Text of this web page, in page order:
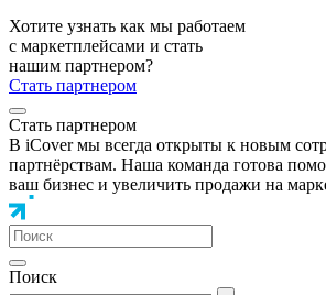
Хотите узнать как мы работаем
с маркетплейсами и стать
нашим партнером?
Стать партнером
Стать партнером
В iCover мы всегда открыты к новым
партнёрствам. Наша команда готова
ваш бизнес и увеличить продажи на
Поиск